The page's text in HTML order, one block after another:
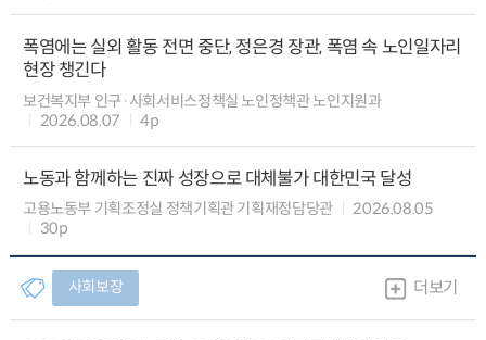
폭염에는 실외 활동 전면 중단, 정은경 장관, 폭염 속 노인일자리
현장 챙긴다
보건복지부 인구·사회서비스정책실 노인정책관 노인지원과
2026.08.07
4p
노동과 함께하는 진짜 성장으로 대체불가 대한민국 달성
고용노동부 기획조정실 정책기획관 기획재정담당관
2026.08.05
30p
사회보장 더보기